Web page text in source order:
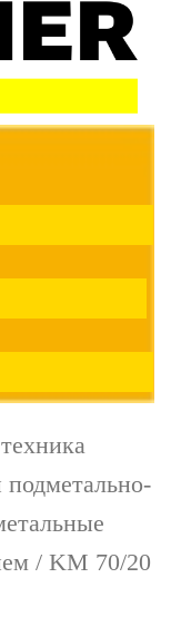
/ KM 70/20